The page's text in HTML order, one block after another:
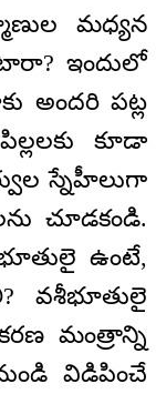
మధ్యన
ఇందులో
అందరి పట్ల
కూడా
స్నేహీలుగా
చూడకండి.
ఉంటే,
వశీభూతులై
మంత్రాన్ని
విడిపించే